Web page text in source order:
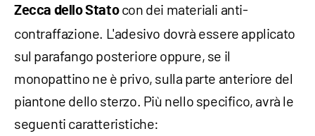
Zecca dello Statocon dei materiali anti-
contraffazione. L'adesivo dovrà essere applicato
sul parafango posteriore oppure, se il
monopattino ne è privo, sulla parte anteriore del
piantone dello sterzo. Più nello specifico, avrà le
seguenti caratteristiche: